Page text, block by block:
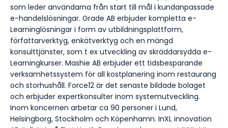
som leder användarna från start till mål i kundanpassade
e-handelslösningar. Grade AB erbjuder kompletta e-
Learninglösningar i form av utbildningsplattform,
författarverktyg, enkätverktyg och en mängd
konsulttjänster, som t ex utveckling av skräddarsydda e-
Learningkurser. Mashie AB erbjuder ett tidsbesparande
verksamhetssystem för all kostplanering inom restaurang
och storhushåll. Force12 är det senaste bildade bolaget
och erbjuder expertkonsulter inom systemutveckling.
Inom koncernen arbetar ca 90 personer i Lund,
Helsingborg, Stockholm och Köpenhamn. InXL innovation